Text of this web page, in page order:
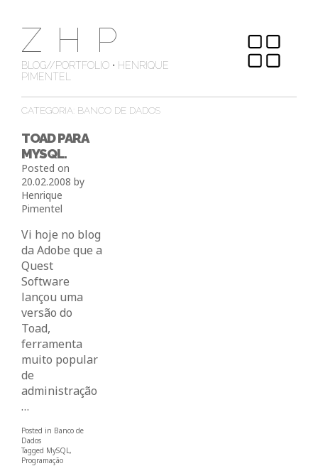
content
ZHP
BLOG//PORTFOLIO • HENRIQUE
PIMENTEL
CATEGORIA: BANCO DE DADOS
TOAD PARA
MYSQL.
Posted on
20.02.2008 by
Henrique
Pimentel
Vi hoje no blog
da Adobe que a
Quest
Software
lançou uma
versão do
Toad,
ferramenta
muito popular
de
administração
…
Posted in Banco de
Dados
Tagged MySQL,
Programação